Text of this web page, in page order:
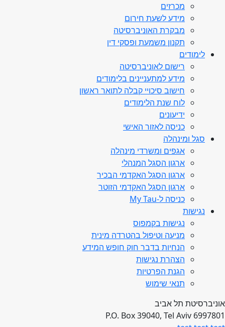
מכרזים
מידע לשעת חירום
מבקרת האוניברסיטה
תקנון משמעת ופסקי דין
לימודים
רישום לאוניברסיטה
מידע למתעניינים בלימודים
חישוב סיכויי קבלה לתואר ראשון
לוח שנת הלימודים
ידיעונים
כניסה לאזור האישי
סגל ומינהלה
אגפים ומשרדי מינהלה
ארגון הסגל המנהלי
ארגון הסגל האקדמי הבכיר
ארגון הסגל האקדמי הזוטר
כניסה ל-My Tau
נגישות
נגישות בקמפוס
מניעה וטיפול בהטרדה מינית
הנחיות בדבר חוק חופש המידע
הצהרת נגישות
הגנת הפרטיות
תנאי שימוש
אוניברסיטת תל אביב
P.O. Box 39040, Tel Aviv 6997801